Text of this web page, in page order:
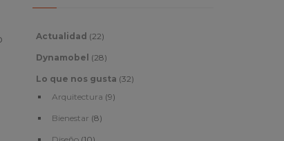
Actualidad (22)
Dynamobel (28)
Lo que nos gusta (32)
Arquitectura (9)
Bienestar (8)